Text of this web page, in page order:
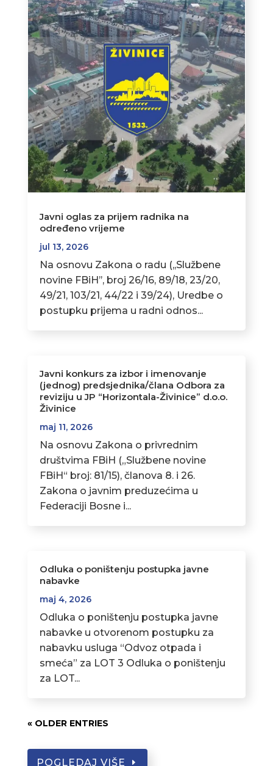
Javni oglas za prijem radnika na
određeno vrijeme
jul 13, 2026
Na osnovu Zakona o radu (,,Službene
novine FBiH’’, broj 26/16, 89/18, 23/20,
49/21, 103/21, 44/22 i 39/24), Uredbe o
postupku prijema u radni odnos...
Javni konkurs za izbor i imenovanje
(jednog) predsjednika/člana Odbora za
reviziju u JP “Horizontala-Živinice” d.o.o.
Živinice
maj 11, 2026
Na osnovu Zakona o privrednim
društvima FBiH („Službene novine
FBiH“ broj: 81/15), članova 8. i 26.
Zakona o javnim preduzećima u
Federaciji Bosne i...
Odluka o poništenju postupka javne
nabavke
maj 4, 2026
Odluka o poništenju postupka javne
nabavke u otvorenom postupku za
nabavku usluga “Odvoz otpada i
smeća” za LOT 3 Odluka o poništenju
za LOT...
« OLDER ENTRIES
POGLEDAJ VIŠE